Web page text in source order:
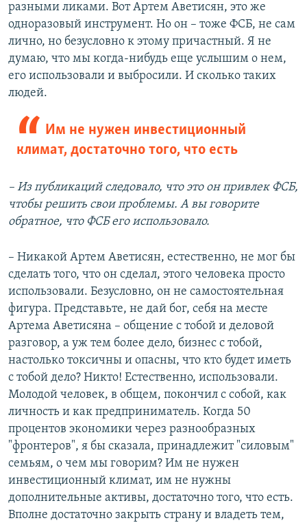
разными ликами. Вот Артем Аветисян, это же
одноразовый инструмент. Но он – тоже ФСБ, не сам
лично, но безусловно к этому причастный. Я не
думаю, что мы когда-нибудь еще услышим о нем,
его использовали и выбросили. И сколько таких
людей.
Им не нужен инвестиционный
климат, достаточно того, что есть
– Из публикаций следовало, что это он привлек ФСБ,
чтобы решить свои проблемы. А вы говорите
обратное, что ФСБ его использовало.
– Никакой Артем Аветисян, естественно, не мог бы
сделать того, что он сделал, этого человека просто
использовали. Безусловно, он не самостоятельная
фигура. Представьте, не дай бог, себя на месте
Артема Аветисяна – общение с тобой и деловой
разговор, а уж тем более дело, бизнес с тобой,
настолько токсичны и опасны, что кто будет иметь
с тобой дело? Никто! Естественно, использовали.
Молодой человек, в общем, покончил с собой, как
личность и как предприниматель. Когда 50
процентов экономики через разнообразных
"фронтеров", я бы сказала, принадлежит "силовым"
семьям, о чем мы говорим? Им не нужен
инвестиционный климат, им не нужны
дополнительные активы, достаточно того, что есть.
Вполне достаточно закрыть страну и владеть тем,